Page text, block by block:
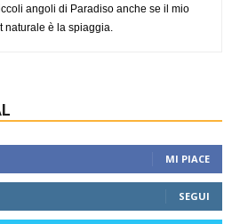
angoli di Paradiso anche se il mio
naturale è la spiaggia.
MI PIACE
SEGUI